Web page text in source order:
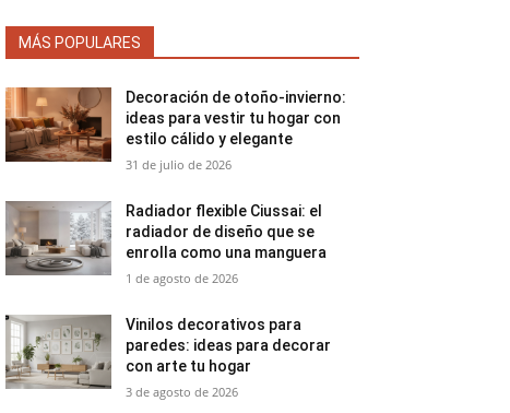
MÁS POPULARES
Decoración de otoño-invierno:
ideas para vestir tu hogar con
estilo cálido y elegante
31 de julio de 2026
Radiador flexible Ciussai: el
radiador de diseño que se
enrolla como una manguera
1 de agosto de 2026
Vinilos decorativos para
paredes: ideas para decorar
con arte tu hogar
3 de agosto de 2026